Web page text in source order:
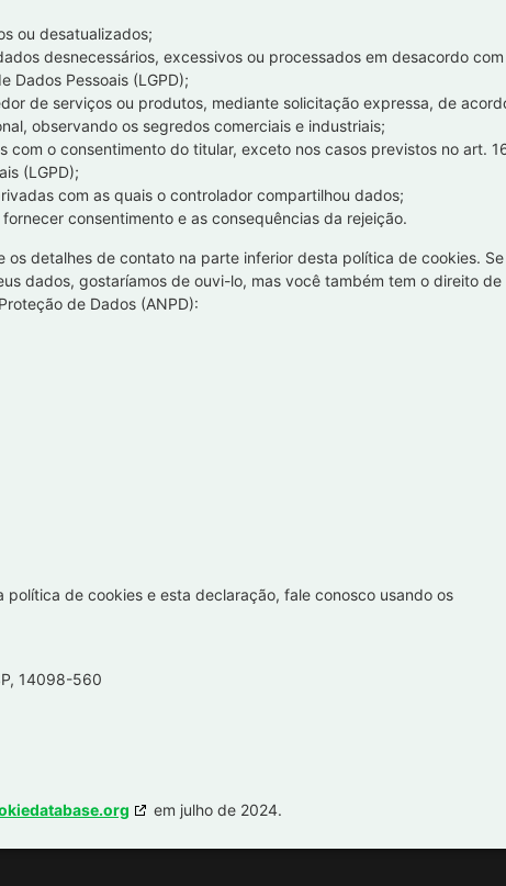
ou desatualizados;
desnecessários, excessivos ou processados em desacordo com
Dados Pessoais (LGPD);
de serviços ou produtos, mediante solicitação expressa, de
observando os segredos comerciais e industriais;
com o consentimento do titular, exceto nos casos previstos no art.
(LGPD);
com as quais o controlador compartilhou dados;
consentimento e as consequências da rejeição.
os detalhes de contato na parte inferior desta política de cookies. Se
dados, gostaríamos de ouvi-lo, mas você também tem o direito de
de Dados (ANPD):
de cookies e esta declaração, fale conosco usando os
14098-560
em julho de 2024.